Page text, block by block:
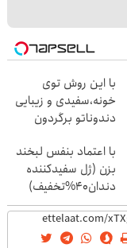
با این روش توی
خونه،سفیدی و زیبایی
دندوناتو برگردون
با اعتماد بنفس لبخند
بزن (ژل سفیدکننده
دندان40%تخفیف)